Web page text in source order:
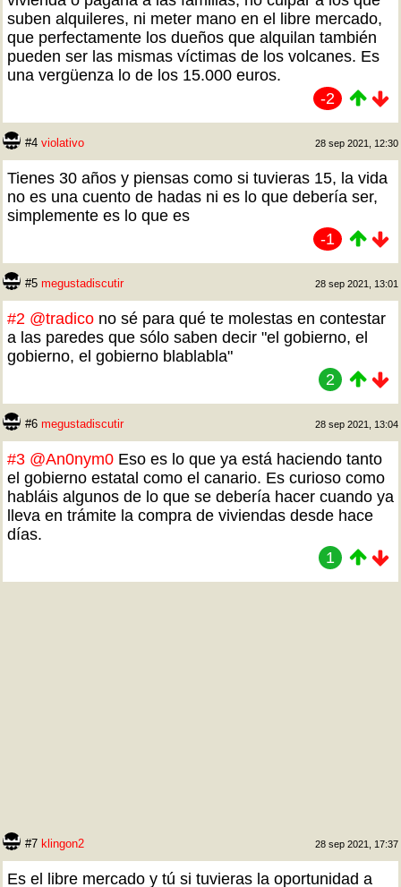
suben alquileres, ni meter mano en el libre mercado,
que perfectamente los dueños que alquilan también
pueden ser las mismas víctimas de los volcanes. Es
una vergüenza lo de los 15.000 euros.
-2
#4 violativo 28 sep 2021, 12:30
Tienes 30 años y piensas como si tuvieras 15, la vida
no es una cuento de hadas ni es lo que debería ser,
simplemente es lo que es
-1
#5 megustadiscutir 28 sep 2021, 13:01
#2 @tradico no sé para qué te molestas en contestar
a las paredes que sólo saben decir "el gobierno, el
gobierno, el gobierno blablabla"
2
#6 megustadiscutir 28 sep 2021, 13:04
#3 @An0nym0 Eso es lo que ya está haciendo tanto
el gobierno estatal como el canario. Es curioso como
habláis algunos de lo que se debería hacer cuando ya
lleva en trámite la compra de viviendas desde hace
días.
1
#7 klingon2 28 sep 2021, 17:37
Es el libre mercado y tú si tuvieras la oportunidad a